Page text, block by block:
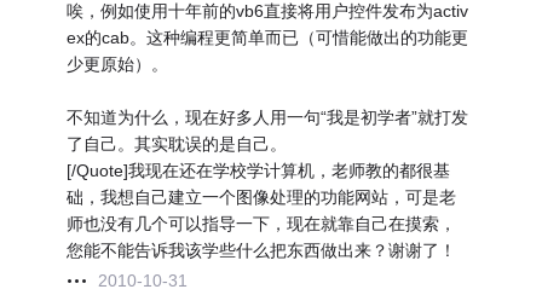
唉，例如使用十年前的vb6直接将用户控件发布为activ
ex的cab。这种编程更简单而已（可惜能做出的功能更
少更原始）。
不知道为什么，现在好多人用一句“我是初学者”就打发
了自己。其实耽误的是自己。
[/Quote]我现在还在学校学计算机，老师教的都很基
础，我想自己建立一个图像处理的功能网站，可是老
师也没有几个可以指导一下，现在就靠自己在摸索，
您能不能告诉我该学些什么把东西做出来？谢谢了！
2010-10-31